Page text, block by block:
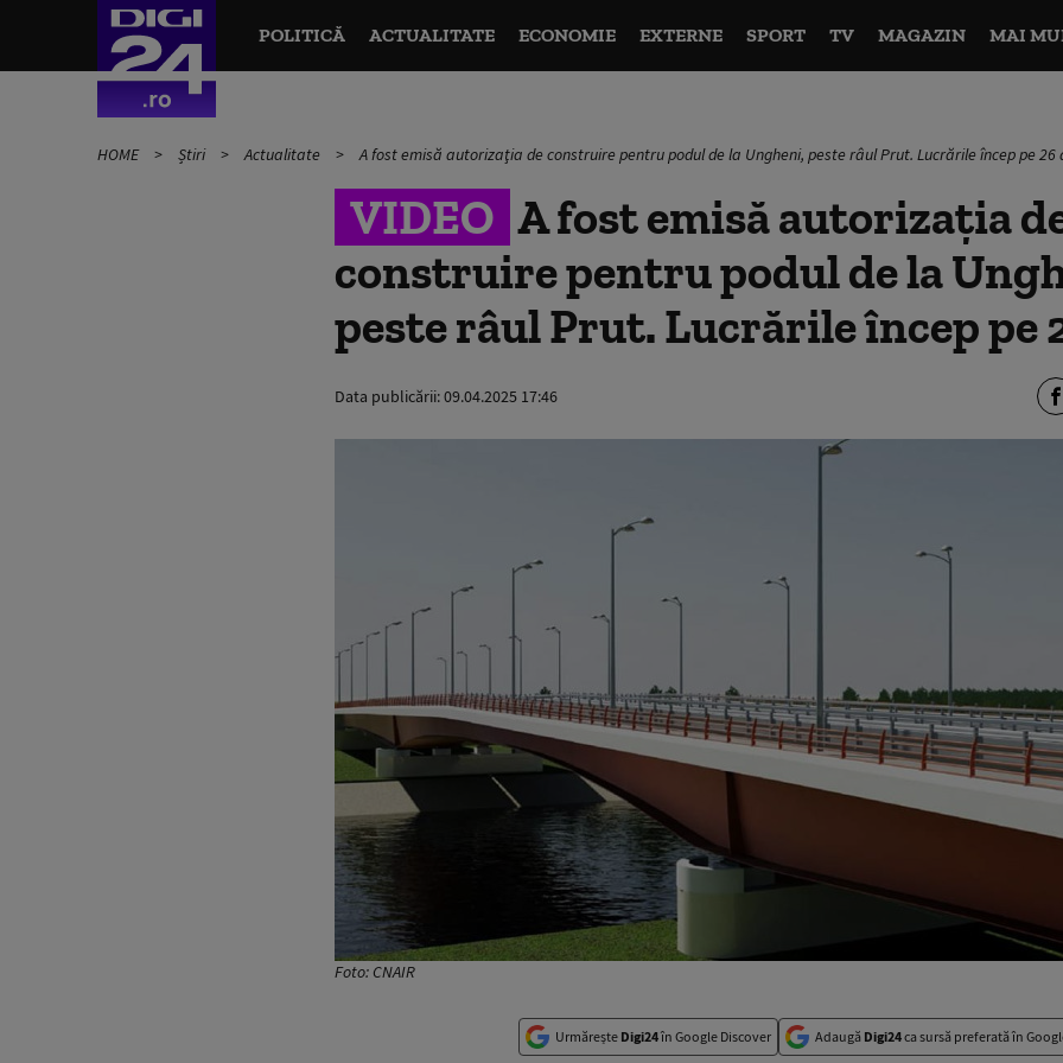
POLITICĂ ACTUALITATE ECONOMIE EXTERNE SPORT TV MAGAZIN MAI
HOME Știri Actualitate A fost emisă autorizaţia de construire pentru podul de la Ungheni, peste râul Prut. Lucrările încep pe 26
VIDEO A fost emisă autorizaţia
construire pentru podul de la
peste râul Prut. Lucrările încep pe
Data publicării:09.04.2025 17:46
Foto: CNAIR
Urmărește Digi24în Google Discover Adaugă Digi24ca sursă preferată în